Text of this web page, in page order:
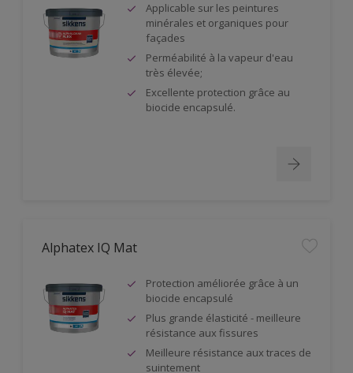
Applicable sur les peintures
minérales et organiques pour
façades
Perméabilité à la vapeur d'eau
très élevée;
Excellente protection grâce au
biocide encapsulé.
Alphatex IQ Mat
Protection améliorée grâce à un
biocide encapsulé
Plus grande élasticité - meilleure
résistance aux fissures
Meilleure résistance aux traces de
suintement